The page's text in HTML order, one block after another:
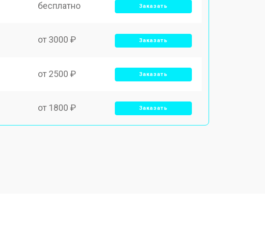
бесплатно Заказать
от 3000 ₽ Заказать
от 2500 ₽ Заказать
от 1800 ₽ Заказать